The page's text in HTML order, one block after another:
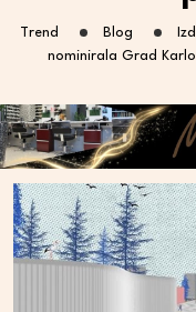
Trend Blog
nominirala Grad